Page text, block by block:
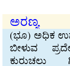
ಅರಣ್ಯ
(ಭೂ) ಅಧಿಕ
ಬೀಳುವ
ಕುರುಚಲು